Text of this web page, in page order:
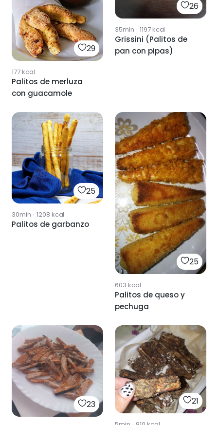
29
177kcal
Palitos de merluza
con guacamole
26
35min · 1197kcal
Grissini (Palitos de
pan con pipas)
25
30min · 1208 kcal
Palitos de garbanzo
25
603 kcal
Palitos de queso y
pechuga
23 21